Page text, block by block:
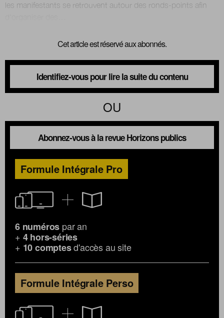
les manifestants se retrouvent autour des ronds-points afin
Cet article est réservé aux abonnés.
Identifiez-vous pour lire la suite du contenu
OU
Abonnez-vous à la revue Horizons publics
Formule Intégrale Pro
6 numéros par an
+ 4 hors-séries
+ 10 comptesd'accès au site
Formule Intégrale Perso